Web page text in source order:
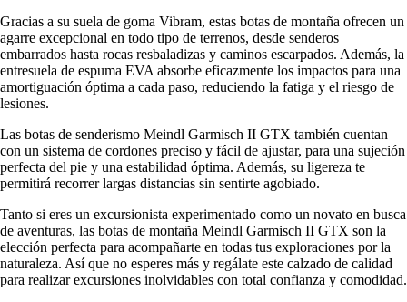
Gracias a su suela de goma Vibram, estas botas de montaña ofrecen un
agarre excepcional en todo tipo de terrenos, desde senderos
embarrados hasta rocas resbaladizas y caminos escarpados. Además, la
entresuela de espuma EVA absorbe eficazmente los impactos para una
amortiguación óptima a cada paso, reduciendo la fatiga y el riesgo de
lesiones.
Las botas de senderismo Meindl Garmisch II GTX también cuentan
con un sistema de cordones preciso y fácil de ajustar, para una sujeción
perfecta del pie y una estabilidad óptima. Además, su ligereza te
permitirá recorrer largas distancias sin sentirte agobiado.
Tanto si eres un excursionista experimentado como un novato en busca
de aventuras, las botas de montaña Meindl Garmisch II GTX son la
elección perfecta para acompañarte en todas tus exploraciones por la
naturaleza. Así que no esperes más y regálate este calzado de calidad
para realizar excursiones inolvidables con total confianza y comodidad.